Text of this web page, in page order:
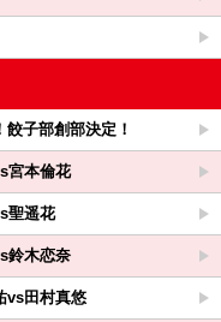
子部創部決定！
宮本倫花
聖遥花
鈴木恋奈
vs田村真悠